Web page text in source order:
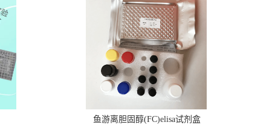
鱼游离胆固醇(FC)elisa试剂盒